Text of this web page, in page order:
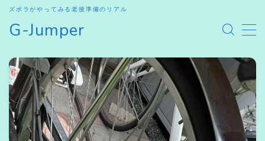
G-Jumper
ズボラがやってみる老後準備のリアル
HOME
SHOP